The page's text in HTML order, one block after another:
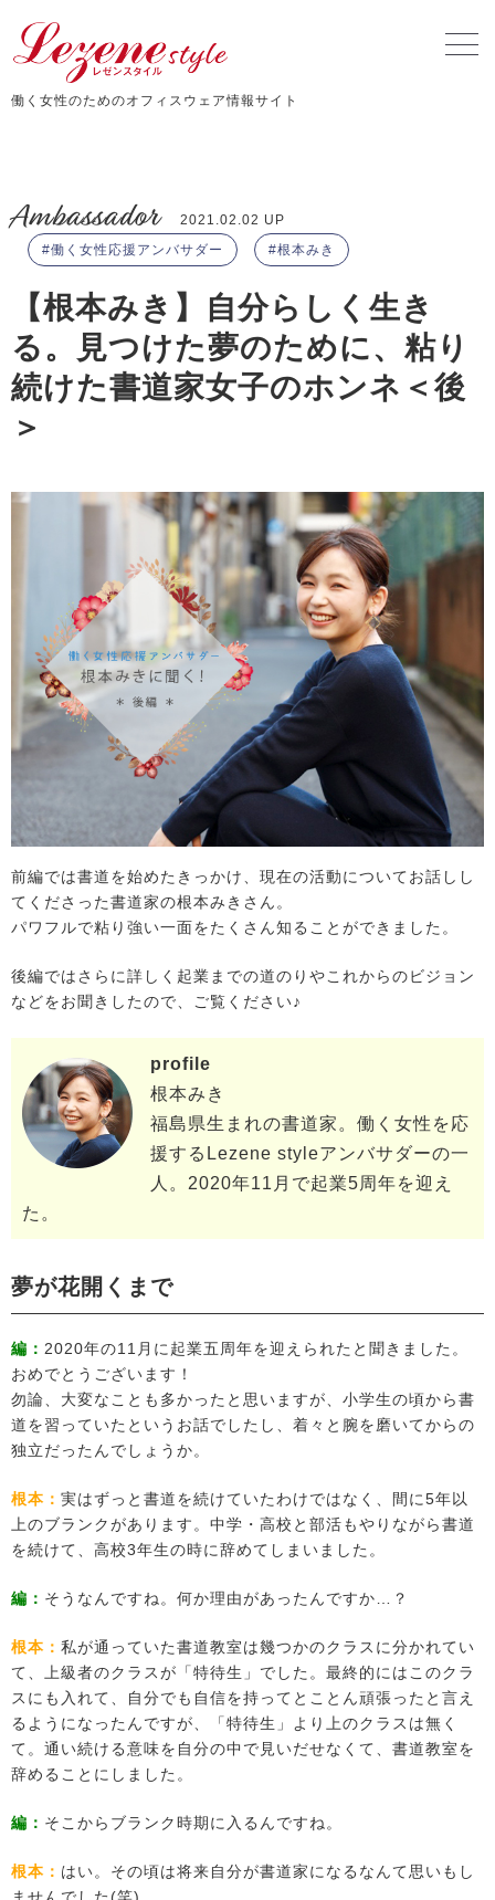
働く女性のためのオフィスウェア情報サイト
Ambassador
2021.02.02 UP
働く女性応援アンバサダー
根本みき
【根本みき】自分らしく生き
る。見つけた夢のために、粘り
続けた書道家女子のホンネ＜後
＞
前編では書道を始めたきっかけ、現在の活動についてお話しし
てくださった書道家の根本みきさん。
パワフルで粘り強い一面をたくさん知ることができました。
後編ではさらに詳しく起業までの道のりやこれからのビジョン
などをお聞きしたので、ご覧ください♪
profile
根本みき
福島県生まれの書道家。働く女性を応
援するLezene styleアンバサダーの一
人。2020年11月で起業5周年を迎え
た。
夢が花開くまで
編： 2020年の11月に起業五周年を迎えられたと聞きました。
おめでとうございます！
勿論、大変なことも多かったと思いますが、小学生の頃から書
道を習っていたというお話でしたし、着々と腕を磨いてからの
独立だったんでしょうか。
根本： 実はずっと書道を続けていたわけではなく、間に5年以
上のブランクがあります。中学・高校と部活もやりながら書道
を続けて、高校3年生の時に辞めてしまいました。
編： そうなんですね。何か理由があったんですか…？
根本： 私が通っていた書道教室は幾つかのクラスに分かれてい
て、上級者のクラスが「特待生」でした。最終的にはこのクラ
スにも入れて、自分でも自信を持ってとことん頑張ったと言え
るようになったんですが、「特待生」より上のクラスは無く
て。通い続ける意味を自分の中で見いだせなくて、書道教室を
辞めることにしました。
編： そこからブランク時期に入るんですね。
根本： はい。その頃は将来自分が書道家になるなんて思いもし